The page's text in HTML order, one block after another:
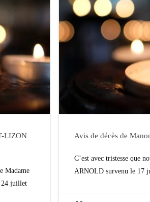
LIZON
Madame
24 juillet
Avis de décès de
C’est avec tristesse que
ARNOLD survenu le 17